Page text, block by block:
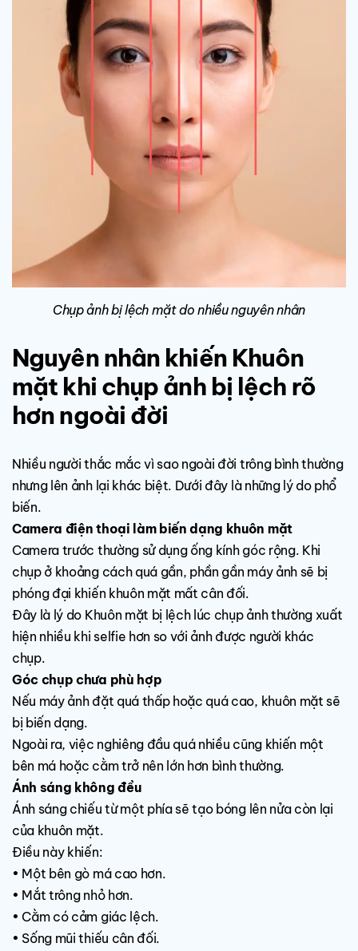
Chụp ảnh bị lệch mặt do nhiều nguyên nhân
Nguyên nhân khiến Khuôn
mặt khi chụp ảnh bị lệch rõ
hơn ngoài đời
Nhiều người thắc mắc vì sao ngoài đời trông bình thường
nhưng lên ảnh lại khác biệt. Dưới đây là những lý do phổ
biến.
Camera điện thoại làm biến dạng khuôn mặt
Camera trước thường sử dụng ống kính góc rộng. Khi
chụp ở khoảng cách quá gần, phần gần máy ảnh sẽ bị
phóng đại khiến khuôn mặt mất cân đối.
Đây là lý do Khuôn mặt bị lệch lúc chụp ảnh thường xuất
hiện nhiều khi selfie hơn so với ảnh được người khác
chụp.
Góc chụp chưa phù hợp
Nếu máy ảnh đặt quá thấp hoặc quá cao, khuôn mặt sẽ
bị biến dạng.
Ngoài ra, việc nghiêng đầu quá nhiều cũng khiến một
bên má hoặc cằm trở nên lớn hơn bình thường.
Ánh sáng không đều
Ánh sáng chiếu từ một phía sẽ tạo bóng lên nửa còn lại
của khuôn mặt.
Điều này khiến:
• Một bên gò má cao hơn.
• Mắt trông nhỏ hơn.
• Cằm có cảm giác lệch.
• Sống mũi thiếu cân đối.